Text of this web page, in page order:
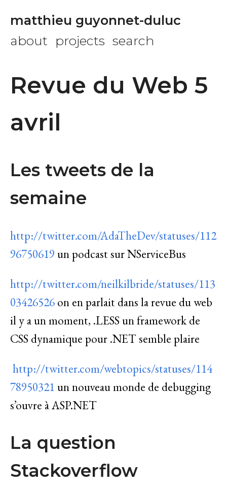
matthieu guyonnet-duluc
about projects search
Revue du Web 5
avril
Les tweets de la
semaine
http://twitter.com/AdaTheDev/statuses/112
96750619 un podcast sur NServiceBus
http://twitter.com/neilkilbride/statuses/113
03426526 on en parlait dans la revue du web
il y a un moment, .LESS un framework de
CSS dynamique pour .NET semble plaire
http://twitter.com/webtopics/statuses/114
78950321 un nouveau monde de debugging
s’ouvre à ASP.NET
La question
Stackoverflow